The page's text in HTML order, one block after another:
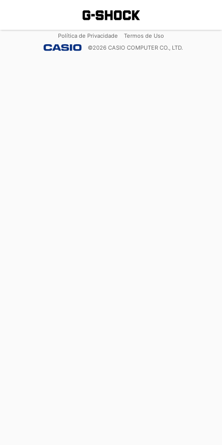
Política de Privacidade
Termos de Uso
©2026 CASIO COMPUTER CO., LTD.